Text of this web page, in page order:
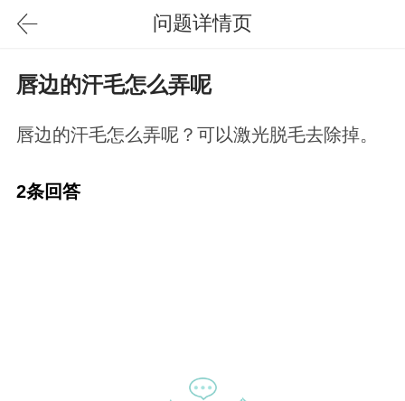
问题详情页
唇边的汗毛怎么弄呢
唇边的汗毛怎么弄呢？可以激光脱毛去除掉。
2条回答